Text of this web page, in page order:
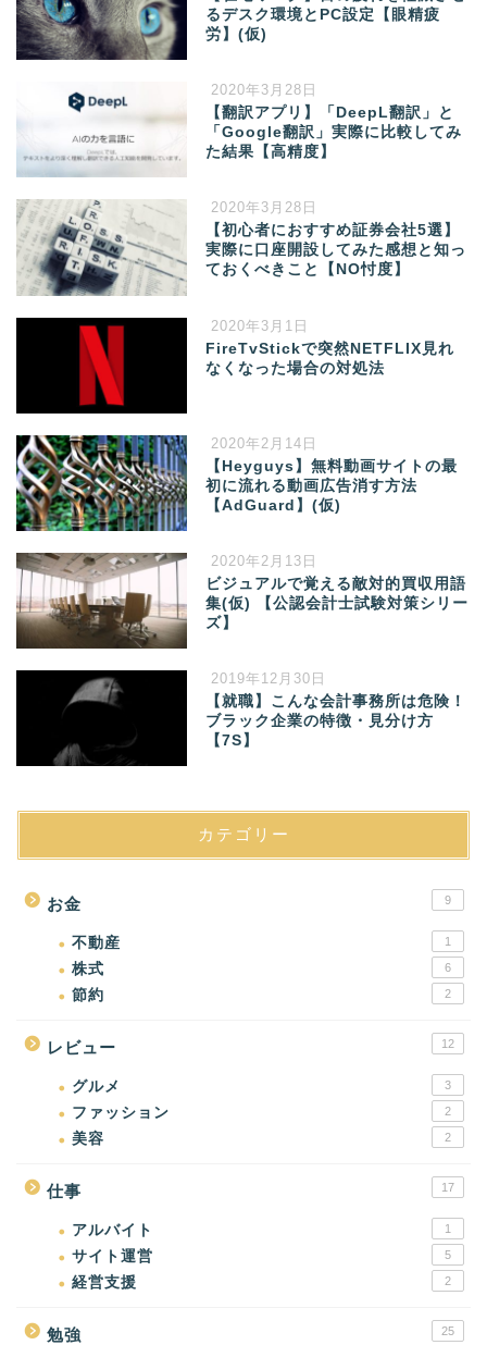
るデスク環境とPC設定【眼精疲
労】(仮)
2020年3月28日
【翻訳アプリ】「DeepL翻訳」と
「Google翻訳」実際に比較してみ
た結果【高精度】
2020年3月28日
【初心者におすすめ証券会社5選】
実際に口座開設してみた感想と知っ
ておくべきこと【NO忖度】
2020年3月1日
FireTvStickで突然NETFLIX見れ
なくなった場合の対処法
2020年2月14日
【Heyguys】無料動画サイトの最
初に流れる動画広告消す方法
【AdGuard】(仮)
2020年2月13日
ビジュアルで覚える敵対的買収用語
集(仮) 【公認会計士試験対策シリー
ズ】
2019年12月30日
【就職】こんな会計事務所は危険！
ブラック企業の特徴・見分け方
【7S】
カテゴリー
お金 9
不動産 1
株式 6
節約 2
レビュー 12
グルメ 3
ファッション 2
美容 2
仕事 17
アルバイト 1
サイト運営 5
経営支援 2
勉強 25